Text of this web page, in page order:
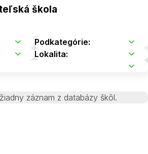
škola
záznam z databázy škôl.